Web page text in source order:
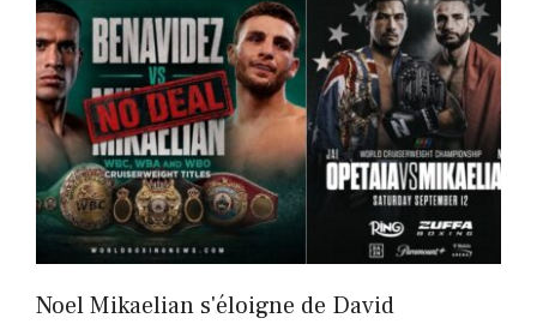
Noel Mikaelian s'éloigne de David